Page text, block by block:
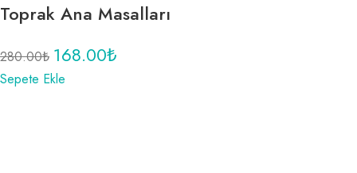
Toprak Ana Masalları
280.00₺ 168.00₺
Sepete Ekle